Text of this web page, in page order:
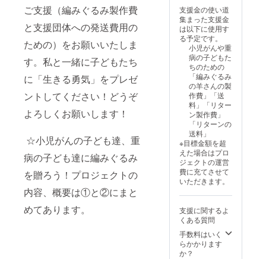
ご支援（編みぐるみ製作費
と支援団体への発送費用の
ための）をお願いいたしま
す。私と一緒に子どもたち
に「生きる勇気」をプレゼ
ントしてください！どうぞ
よろしくお願いします！
☆小児がんの子ども達、重
病の子ども達に編みぐるみ
を贈ろう！プロジェクトの
内容、概要は①と②にまと
めてあります。
えてくだ
さっている
こと、そし
て祈ってく
ださってい
ることで、
今日も私は
生かされて
いることを
実感し感謝
していま
す。
「小児が
ん」のこど
もたちと
は、私が入
院したとき
に出会い、
こどもたち
ルダー
（5*5×7
cm）」
を1匹と
感謝状
をお送
りいた
しま
す。
支援金の使い道
集まった支援金
は以下に使用す
る予定です。
小児がんや重
病の子どもた
ちのための
「編みぐるみ
の羊さんの製
作費」「送
料」「リター
ン製作費」
「リターンの
送料」
※目標金額を超
えた場合はプロ
ジェクトの運営
費に充てさせて
いただきます。
支援に関するよ
くある質問
手数料はいく
らかかります
か？